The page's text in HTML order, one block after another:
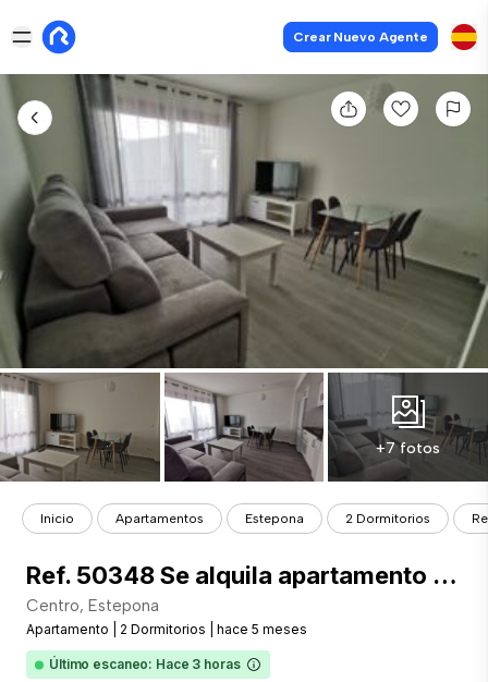
Crear Nuevo Agente
+7 fotos
Inicio Apartamentos Estepona 2 Dormitorios
Ref. 50348 Se alquila apartamento en Estepona pueblo
Centro, Estepona
Apartamento 2 Dormitorios hace 5 meses
Último escaneo: Hace 3 horas